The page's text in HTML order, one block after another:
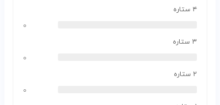
۴ ستاره
۰
۳ ستاره
۰
۲ ستاره
۰